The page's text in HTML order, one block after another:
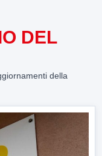
DEL
della